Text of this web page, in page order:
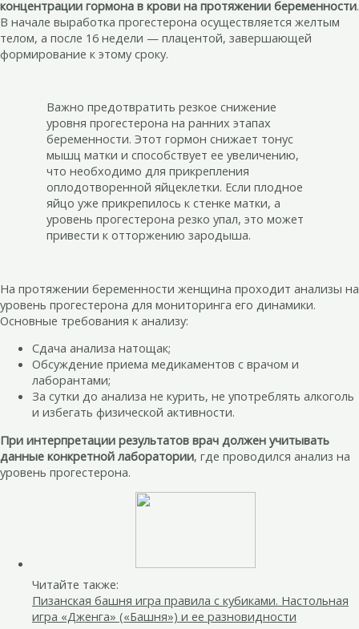
концентрации гормона в крови на протяжении беременности.
В начале выработка прогестерона осуществляется желтым
телом, а после 16 недели — плацентой, завершающей
формирование к этому сроку.
Важно предотвратить резкое снижение
уровня прогестерона на ранних этапах
беременности. Этот гормон снижает тонус
мышц матки и способствует ее увеличению,
что необходимо для прикрепления
оплодотворенной яйцеклетки. Если плодное
яйцо уже прикрепилось к стенке матки, а
уровень прогестерона резко упал, это может
привести к отторжению зародыша.
На протяжении беременности женщина проходит анализы на
уровень прогестерона для мониторинга его динамики.
Основные требования к анализу:
Сдача анализа натощак;
Обсуждение приема медикаментов с врачом и
лаборантами;
За сутки до анализа не курить, не употреблять алкоголь
и избегать физической активности.
При интерпретации результатов врач должен учитывать
данные конкретной лаборатории, где проводился анализ на
уровень прогестерона.
Читайте также:
Пизанская башня игра правила с кубиками. Настольная
игра «Дженга» («Башня») и ее разновидности